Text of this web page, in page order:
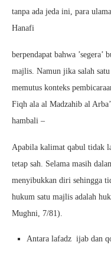
tanpa ada jeda ini, para
Hanafi
berpendapat bahwa ’segera’
majlis. Namun jika salah
memutus konteks
Fiqh ala al Madzahib al
hambali –
Apabila kalimat qabul tidak
tetap sah. Selama masih
menyibukkan diri sehingga
hukum satu majlis adalah
Mughni, 7/81).
Antara lafadz ijab dan